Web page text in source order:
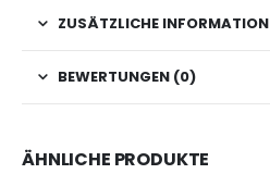
ZUSÄTZLICHE INFORMATION
BEWERTUNGEN (0)
ÄHNLICHE PRODUKTE